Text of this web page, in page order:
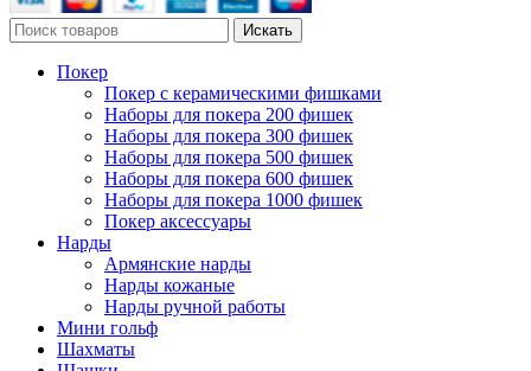
Искать
Покер
Покер с керамическими фишками
Наборы для покера 200 фишек
Наборы для покера 300 фишек
Наборы для покера 500 фишек
Наборы для покера 600 фишек
Наборы для покера 1000 фишек
Покер аксессуары
Нарды
Армянские нарды
Нарды кожаные
Нарды ручной работы
Мини гольф
Шахматы